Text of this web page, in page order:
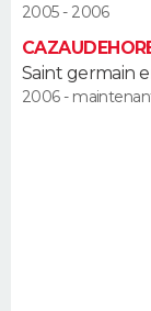
Bricolage
Lifestyle
Culture
Sport
Auto
Television
Voyage
Cinema
2005 - 2006
Saint germain
2006 -